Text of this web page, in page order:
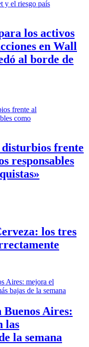
los activos
en Wall
al borde de
frente
responsables
los tres
Aires:
las
la semana